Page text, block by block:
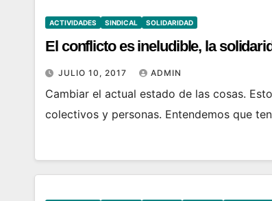
ACTIVIDADES SINDICAL SOLIDARIDAD
El conflicto es ineludible, la
JULIO 10, 2017 ADMIN
Cambiar el actual estado de las cosas.
colectivos y personas. Entendemos que